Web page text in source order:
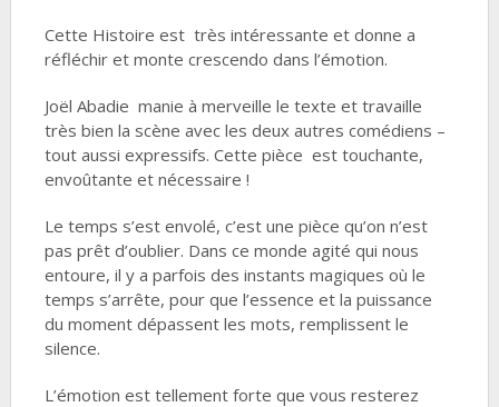
Cette Histoire est très intéressante et donne a
réfléchir et monte crescendo dans l’émotion.
Joël Abadie manie à merveille le texte et travaille
très bien la scène avec les deux autres comédiens –
tout aussi expressifs. Cette pièce est touchante,
envoûtante et nécessaire !
Le temps s’est envolé, c’est une pièce qu’on n’est
pas prêt d’oublier. Dans ce monde agité qui nous
entoure, il y a parfois des instants magiques où le
temps s’arrête, pour que l’essence et la puissance
du moment dépassent les mots, remplissent le
silence.
L’émotion est tellement forte que vous resterez